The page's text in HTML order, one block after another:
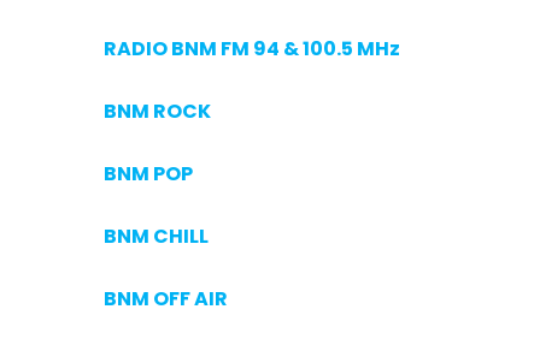
RADIO BNM FM 94 & 100.5 MHz
BNM ROCK
BNM POP
BNM CHILL
BNM OFF AIR